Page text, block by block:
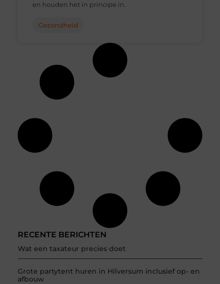
RECENTE BERICHTEN
Wat een taxateur precies doet
Grote partytent huren in Hilversum inclusief op- en
afbouw
en houden het in principe in.
Gezondheid